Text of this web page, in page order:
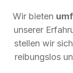
Wir bieten
unserer
stellen wir
reibungslos